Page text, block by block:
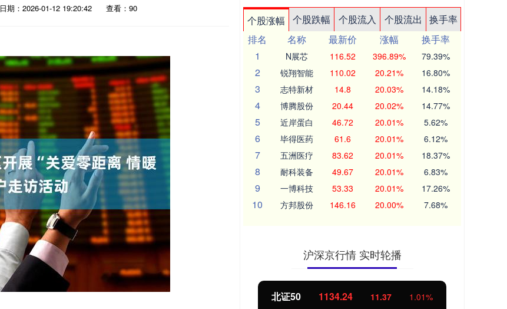
日期：2026-01-12 19:20:42 查看：90
个股涨幅 个股跌幅 个股流入 个股流出
换手率
排名
名称 最新价 涨幅
换手率
1
N展芯 116.52 396.89% 79.39%
2 锐翔智能 110.02 20.21% 16.80%
3 志特新材 14.8 20.03% 14.18%
4 博腾股份 20.44 20.02% 14.77%
5 近岸蛋白 46.72 20.01% 5.62%
6 毕得医药 61.6 20.01% 6.12%
7 五洲医疗 83.62 20.01% 18.37%
8 耐科装备 49.67 20.01% 6.83%
9 一博科技 53.33 20.01% 17.26%
10 方邦股份 146.16 20.00% 7.68%
沪深京行情 实时轮播
沪深300 4694.44 北证50 1134.24 11.37 1.01%